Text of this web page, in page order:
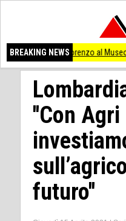
BREAKING NEWS
Lorenzo al Museo Cambonino tra
''Con
futuro''